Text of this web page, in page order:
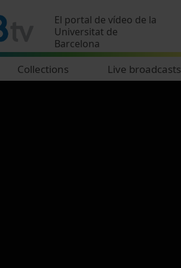
El portal de vídeo de la
Universitat de
Barcelona
Collections Live broadcasts